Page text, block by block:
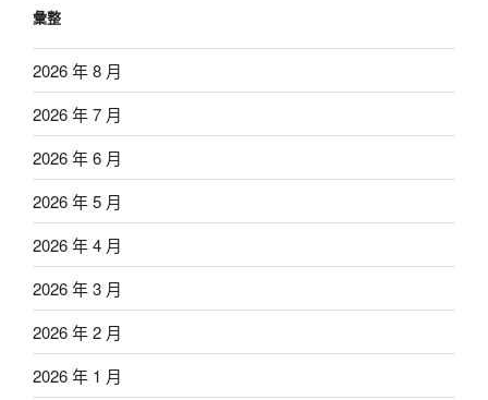
彙整
2026 年 8 月
2026 年 7 月
2026 年 6 月
2026 年 5 月
2026 年 4 月
2026 年 3 月
2026 年 2 月
2026 年 1 月